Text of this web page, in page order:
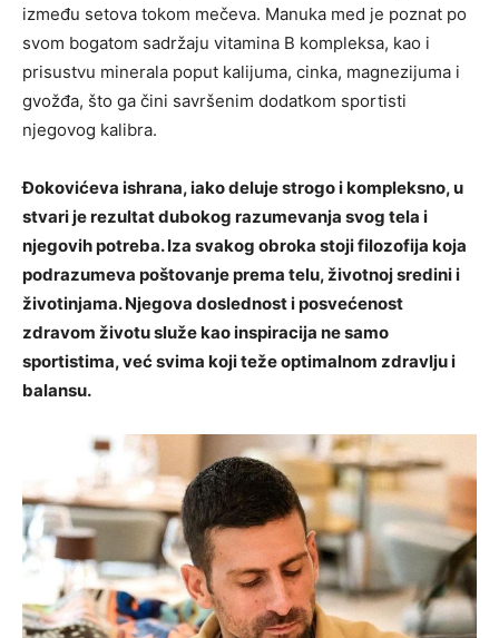
između setova tokom mečeva. Manuka med je poznat po
svom bogatom sadržaju vitamina B kompleksa, kao i
prisustvu minerala poput kalijuma, cinka, magnezijuma i
gvožđa, što ga čini savršenim dodatkom sportisti
njegovog kalibra.
Đokovićeva ishrana, iako deluje strogo i kompleksno, u
stvari je rezultat dubokog razumevanja svog tela i
njegovih potreba. Iza svakog obroka stoji filozofija koja
podrazumeva poštovanje prema telu, životnoj sredini i
životinjama. Njegova doslednost i posvećenost
zdravom životu služe kao inspiracija ne samo
sportistima, već svima koji teže optimalnom zdravlju i
balansu.